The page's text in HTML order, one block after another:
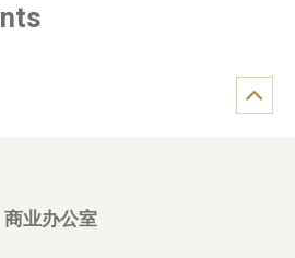
商业办公室